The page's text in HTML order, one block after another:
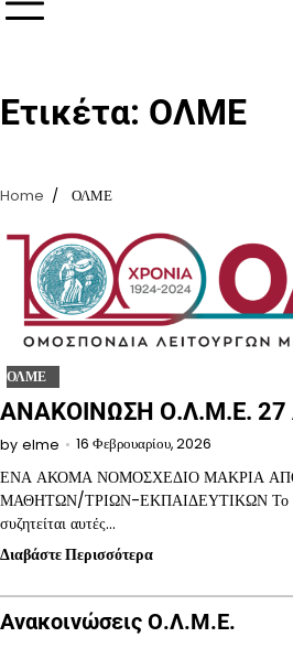
Ετικέτα: ΟΛΜΕ
Home ΟΛΜΕ
ΟΛΜΕ
ΑΝΑΚΟΙΝΩΣΗ Ο.Λ.Μ.Ε. 27
by elme 16 Φεβρουαρίου, 2026
ΕΝΑ ΑΚΟΜΑ ΝΟΜΟΣΧΕΔΙΟ ΜΑΚΡΙΑ
ΜΑΘΗΤΩΝ/ΤΡΙΩΝ-ΕΚΠΑΙΔΕΥΤΙΚΩΝ Το
συζητείται αυτές…
Διαβάστε Περισσότερα
Ανακοινώσεις Ο.Λ.Μ.Ε.